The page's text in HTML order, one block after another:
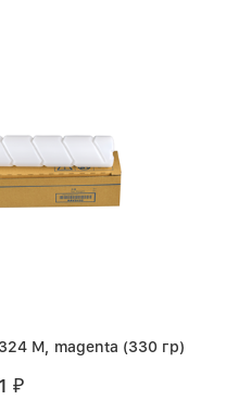
M, magenta (330 гр)
₽